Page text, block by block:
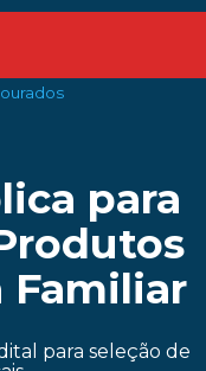
para
para seleção de